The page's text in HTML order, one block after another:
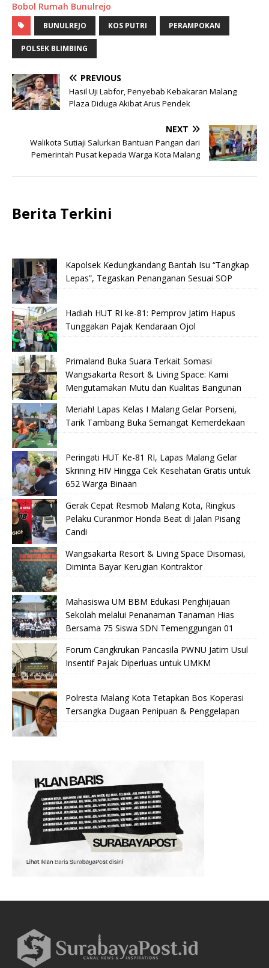
Bobol Rumah Bunulrejo
BUNULREJO KOS PUTRI PERAMPOKAN
POLSEK BLIMBING
PREVIOUS
Hasil Uji Labfor, Penyebab Kebakaran Malang
Plaza Diduga Akibat Arus Pendek
NEXT
Walikota Sutiaji Salurkan Bantuan Pangan dari
Pemerintah Pusat kepada Warga Kota Malang
Berita Terkini
Kapolsek Kedungkandang Bantah Isu “Tangkap
Lepas”, Tegaskan Penanganan Sesuai SOP
Hadiah HUT RI ke-81: Pemprov Jatim Hapus
Tunggakan Pajak Kendaraan Ojol
Primaland Buka Suara Terkait Somasi
Wangsakarta Resort & Living Space: Kami
Mengutamakan Mutu dan Kualitas Bangunan
Meriah! Lapas Kelas I Malang Gelar Porseni,
Tarik Tambang Buka Semangat Kemerdekaan
Peringati HUT Ke-81 RI, Lapas Malang Gelar
Skrining HIV Hingga Cek Kesehatan Gratis untuk
652 Warga Binaan
Gerak Cepat Resmob Malang Kota, Ringkus
Pelaku Curanmor Honda Beat di Jalan Pisang
Candi
Wangsakarta Resort & Living Space Disomasi,
Diminta Bayar Kerugian Kontraktor
Mahasiswa UM BBM Edukasi Penghijauan
Sekolah melalui Penanaman Tanaman Hias
Bersama 75 Siswa SDN Temenggungan 01
Forum Cangkrukan Pancasila PWNU Jatim Usul
Insentif Pajak Diperluas untuk UMKM
Polresta Malang Kota Tetapkan Bos Koperasi
Tersangka Dugaan Penipuan & Penggelapan